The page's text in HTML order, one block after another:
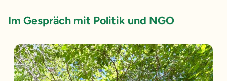
Im Gespräch mit Politik und NGO